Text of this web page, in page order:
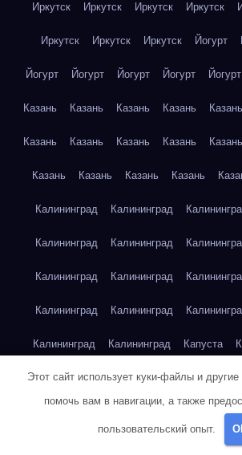
Иркутск Иркутск Иркутск Иркутск
Иркутск Иркутск Иркутск Йогурт
Йогурт Йогурт Йогурт Йогурт Йогурт
Казань Казань Казань Казань Казань
Казань Казань Казань Казань Казань
Казань Казань Казань Казань
Калининград Калининград
Калининград Калининград
Калининград Калининград
Калининград Калининград
Калининград Калининград Капуста
Капуста Капуста Капуста Капуста
Картофель
Этот сайт использует куки-файлы и
помочь вам в навигации, а также
пользовательский опыт.